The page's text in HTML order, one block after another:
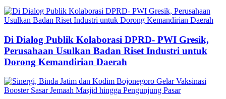
Di Dialog Publik Kolaborasi DPRD- PWI Gresik,
Perusahaan Usulkan Badan Riset Industri untuk
Dorong Kemandirian Daerah